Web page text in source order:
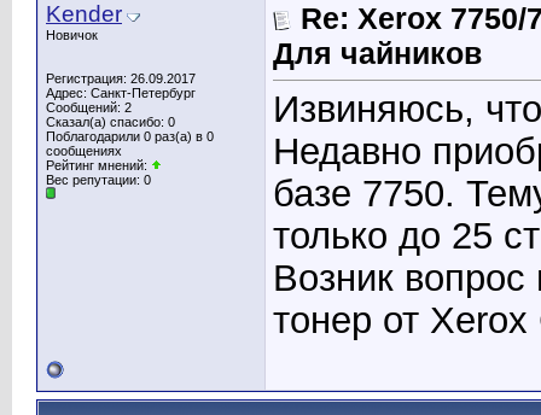
Kender
Новичок
Регистрация: 26.09.2017
Адрес: Санкт-Петербург
Сообщений: 2
Сказал(а) спасибо: 0
Поблагодарили 0 раз(а) в 0
сообщениях
Рейтинг мнений:
Вес репутации: 0
Re: Xerox 7750/
Для чайников
Извиняюсь,
Недавно
базе 7750.
только до 25
Возник
тонер от Xerox